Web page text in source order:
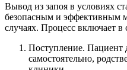
Вывод из запоя в условиях
безопасным и эффективным
случаях. Процесс включает в
Поступление. Пациент
самостоятельно,